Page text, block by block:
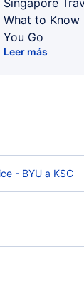
Singapore
What to Know
You Go
Leer más
- BYU a KSC